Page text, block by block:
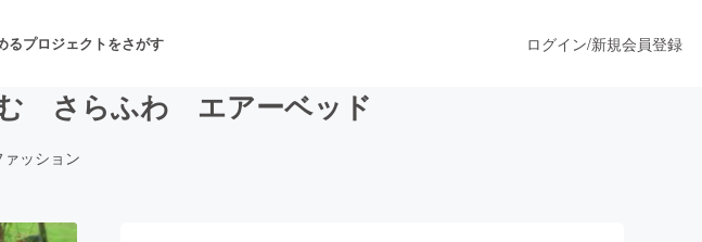
るプロジェクトをさがす ログイン/新規会員登録
さらふわ エアーベッド
ァッション